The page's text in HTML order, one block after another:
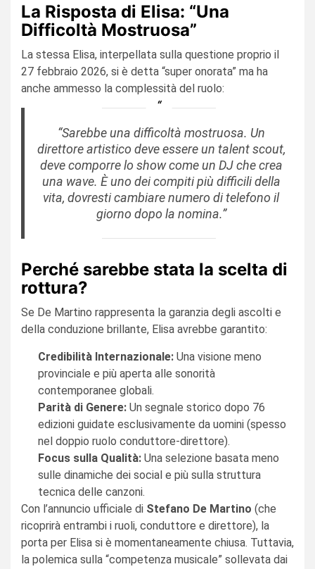
La Risposta di Elisa: “Una
Difficoltà Mostruosa”
La stessa Elisa, interpellata sulla questione proprio il
27 febbraio 2026, si è detta “super onorata” ma ha
anche ammesso la complessità del ruolo:
“Sarebbe una difficoltà mostruosa. Un
direttore artistico deve essere un talent scout,
deve comporre lo show come un DJ che crea
una wave. È uno dei compiti più difficili della
vita, dovresti cambiare numero di telefono il
giorno dopo la nomina.”
Perché sarebbe stata la scelta di
rottura?
Se De Martino rappresenta la garanzia degli ascolti e
della conduzione brillante, Elisa avrebbe garantito:
Credibilità Internazionale: Una visione meno
provinciale e più aperta alle sonorità
contemporanee globali.
Parità di Genere: Un segnale storico dopo 76
edizioni guidate esclusivamente da uomini (spesso
nel doppio ruolo conduttore-direttore).
Focus sulla Qualità: Una selezione basata meno
sulle dinamiche dei social e più sulla struttura
tecnica delle canzoni.
Con l’annuncio ufficiale di Stefano De Martino (che
ricoprirà entrambi i ruoli, conduttore e direttore), la
porta per Elisa si è momentaneamente chiusa. Tuttavia,
la polemica sulla “competenza musicale” sollevata dai